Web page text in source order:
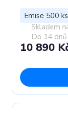
Emise 500 ks
Skladem
Do 14 dnů
10 890